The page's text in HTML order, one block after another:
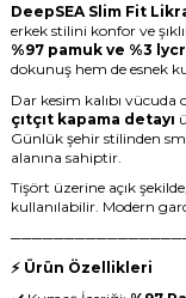
DeepSEA Slim Fit
erkek stilini konfor ve
%97 pamuk ve %3
dokunuş hem de esnek
Dar kesim kalıbı
çıtçıt kapama detayı
Günlük şehir stilinden
alanına sahiptir.
Tişört üzerine açık
kullanılabilir. Modern
⚡ Ürün Özellikleri